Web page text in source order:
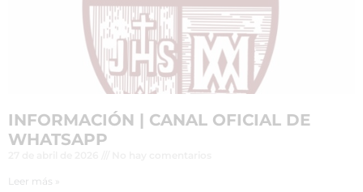
INFORMACIÓN | CANAL OFICIAL DE
WHATSAPP
Leer más »